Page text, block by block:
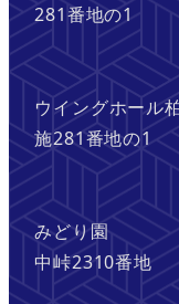
281番地の1
TEL：
ウイングホール
施281番地の1
TEL：
みどり園 〒
中峠2310番地
TEL：